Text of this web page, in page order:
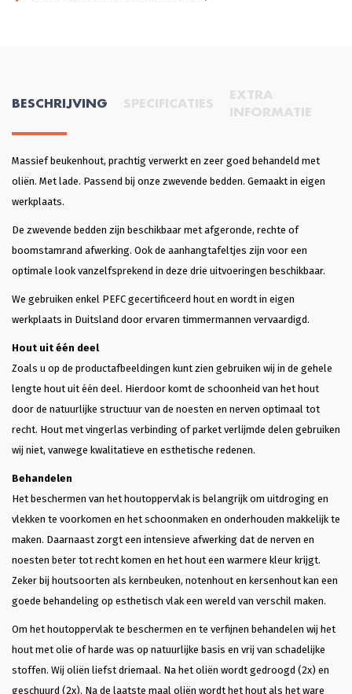
BESCHRIJVING SPECIFICATIES
EXTRA
INFORMATIE
Massief beukenhout, prachtig verwerkt en zeer goed behandeld met
oliën. Met lade. Passend bij onze zwevende bedden. Gemaakt in eigen
werkplaats.
De zwevende bedden zijn beschikbaar met afgeronde, rechte of
boomstamrand afwerking. Ook de aanhangtafeltjes zijn voor een
optimale look vanzelfsprekend in deze drie uitvoeringen beschikbaar.
We gebruiken enkel PEFC gecertificeerd hout en wordt in eigen
werkplaats in Duitsland door ervaren timmermannen vervaardigd.
Hout uit één deel
Zoals u op de productafbeeldingen kunt zien gebruiken wij in de gehele
lengte hout uit één deel. Hierdoor komt de schoonheid van het hout
door de natuurlijke structuur van de noesten en nerven optimaal tot
recht. Hout met vingerlas verbinding of parket verlijmde delen gebruiken
wij niet, vanwege kwalitatieve en esthetische redenen.
Behandelen
Het beschermen van het houtoppervlak is belangrijk om uitdroging en
vlekken te voorkomen en het schoonmaken en onderhouden makkelijk te
maken. Daarnaast zorgt een intensieve afwerking dat de nerven en
noesten beter tot recht komen en het hout een warmere kleur krijgt.
Zeker bij houtsoorten als kernbeuken, notenhout en kersenhout kan een
goede behandeling op esthetisch vlak een wereld van verschil maken.
Om het houtoppervlak te beschermen en te verfijnen behandelen wij het
hout met olie of harde was op natuurlijke basis en vrij van schadelijke
stoffen. Wij oliën liefst driemaal. Na het oliën wordt gedroogd (2x) en
geschuurd (2x). Na de laatste maal oliën wordt het hout als het ware